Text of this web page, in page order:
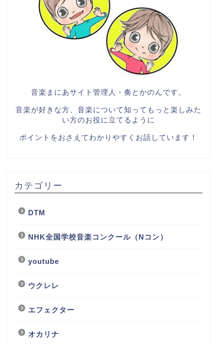
音楽まにあサイト管理人・奏とかのんです。
音楽が好きな方、音楽について知ってもっと楽しみた
い方のお役に立てるように
ポイントをおさえてわかりやすくお話しています！
カテゴリー
DTM
NHK全国学校音楽コンクール（Nコン）
youtube
ウクレレ
エフェクター
オカリナ